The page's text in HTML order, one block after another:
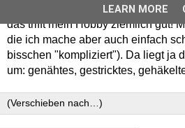
Willkommen in meinem
das trifft mein Hobby ziemlich gut!
die ich mache aber auch einfach
bisschen "kompliziert"). Da liegt ja
um: genähtes, gestricktes,
LEARN MORE